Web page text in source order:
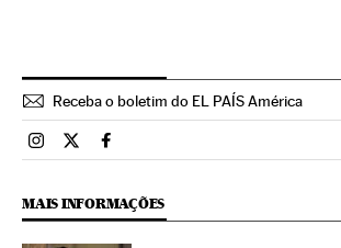
Receba o boletim do EL PAÍS América
Brasil El País Brasil en Instagram
Brasil El País Brasil en Twitter
Brasil El País Brasil en Facebook
MAIS INFORMAÇÕES